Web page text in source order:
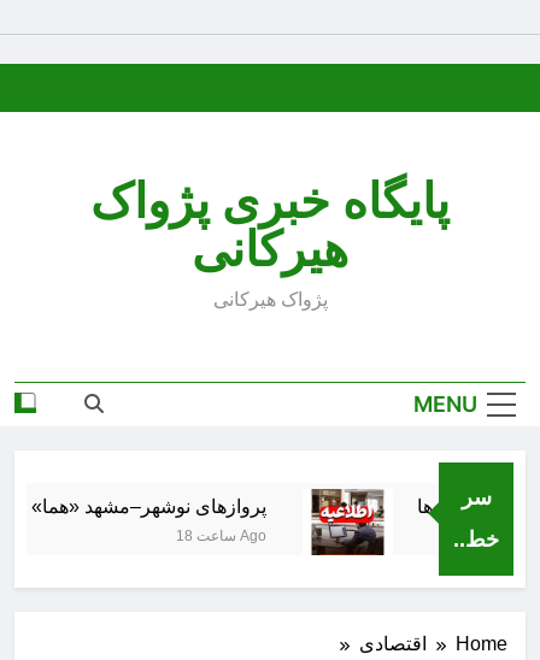
پایگاه خبری پژواک
هیرکانی
پژواک هیرکانی
MENU
سر
خط..
پروازهای نوشهر–مشهد «هما» از ۱۸ مرداد برقرار می‌شود
18 ساعت Ago
Home
اقتصادی